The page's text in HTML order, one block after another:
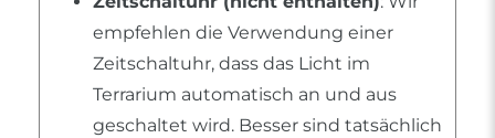
empfehlen die Verwendung einer
Zeitschaltuhr, dass das Licht im
Terrarium automatisch an und aus
geschaltet wird. Besser sind tatsächlich